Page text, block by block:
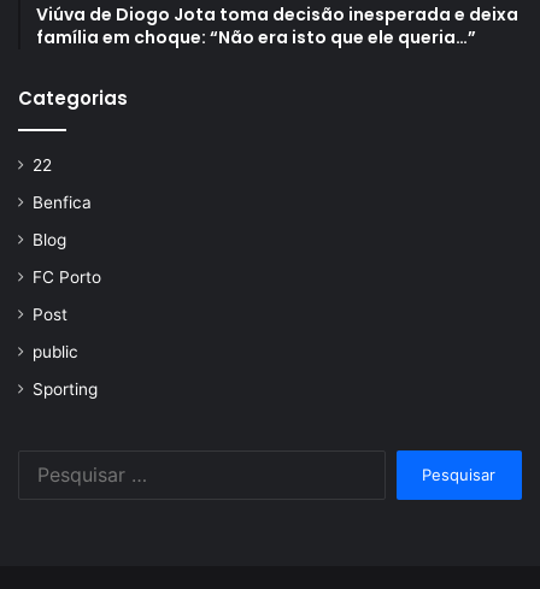
Viúva de Diogo Jota toma decisão inesperada e deixa
família em choque: “Não era isto que ele queria…”
Categorias
22
Benfica
Blog
FC Porto
Post
public
Sporting